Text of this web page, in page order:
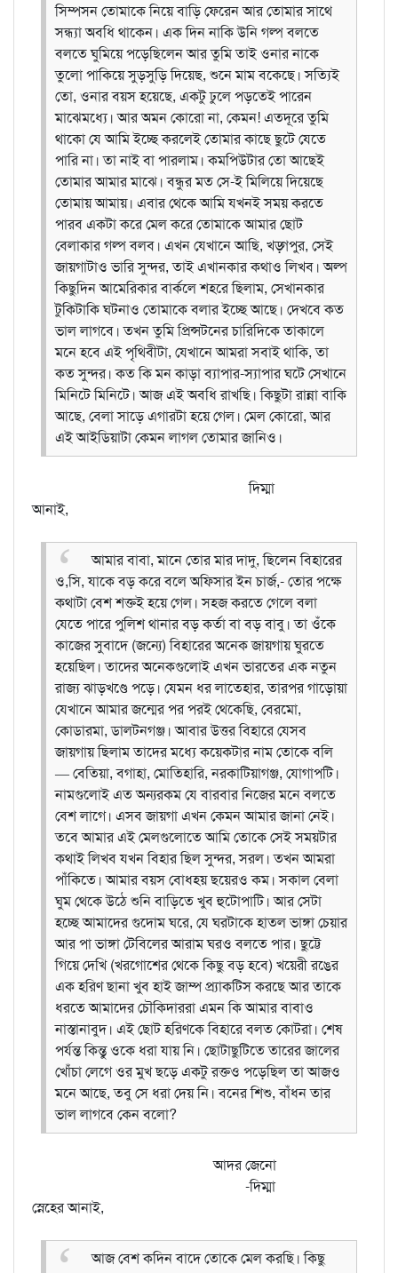
সিম্পসন তোমাকে নিয়ে বাড়ি ফেরেন আর তোমার সাথে
সন্ধ্যা অবধি থাকেন। এক দিন নাকি উনি গল্প বলতে
বলতে ঘুমিয়ে পড়েছিলেন আর তুমি তাই ওনার নাকে
তুলো পাকিয়ে সুড়সুড়ি দিয়েছ, শুনে মাম বকেছে। সত্যিই
তো, ওনার বয়স হয়েছে, একটু ঢুলে পড়তেই পারেন
মাঝেমধ্যে। আর অমন কোরো না, কেমন! এতদূরে তুমি
থাকো যে আমি ইচ্ছে করলেই তোমার কাছে ছুটে যেতে
পারি না। তা নাই বা পারলাম। কমপিউটার তো আছেই
তোমার আমার মাঝে। বন্ধুর মত সে-ই মিলিয়ে দিয়েছে
তোমায় আমায়। এবার থেকে আমি যখনই সময় করতে
পারব একটা করে মেল করে তোমাকে আমার ছোট
বেলাকার গল্প বলব। এখন যেখানে আছি, খড়্গপুর, সেই
জায়গাটাও ভারি সুন্দর, তাই এখানকার কথাও লিখব। অল্প
কিছুদিন আমেরিকার বার্কলে শহরে ছিলাম, সেখানকার
টুকিটাকি ঘটনাও তোমাকে বলার ইচ্ছে আছে। দেখবে কত
ভাল লাগবে। তখন তুমি প্রিন্সটনের চারিদিকে তাকালে
মনে হবে এই পৃথিবীটা, যেখানে আমরা সবাই থাকি, তা
কত সুন্দর। কত কি মন কাড়া ব্যাপার-স্যাপার ঘটে সেখানে
মিনিটে মিনিটে। আজ এই অবধি রাখছি। কিছুটা রান্না বাকি
আছে, বেলা সাড়ে এগারটা হয়ে গেল। মেল কোরো, আর
এই আইডিয়াটা কেমন লাগল তোমার জানিও।
দিম্মা
আনাই,
আমার বাবা, মানে তোর মার দাদু, ছিলেন বিহারের
ও,সি, যাকে বড় করে বলে অফিসার ইন চার্জ,- তোর পক্ষে
কথাটা বেশ শক্তই হয়ে গেল। সহজ করতে গেলে বলা
যেতে পারে পুলিশ থানার বড় কর্তা বা বড় বাবু। তা ওঁকে
কাজের সুবাদে (জন্যে) বিহারের অনেক জায়গায় ঘুরতে
হয়েছিল। তাদের অনেকগুলোই এখন ভারতের এক নতুন
রাজ্য ঝাড়খণ্ডে পড়ে। যেমন ধর লাতেহার, তারপর গাড়োয়া
যেখানে আমার জন্মের পর পরই থেকেছি, বেরমো,
কোডারমা, ডালটনগঞ্জ। আবার উত্তর বিহারে যেসব
জায়গায় ছিলাম তাদের মধ্যে কয়েকটার নাম তোকে বলি
— বেতিয়া, বগাহা, মোতিহারি, নরকাটিয়াগঞ্জ, যোগাপটি।
নামগুলোই এত অন্যরকম যে বারবার নিজের মনে বলতে
বেশ লাগে। এসব জায়গা এখন কেমন আমার জানা নেই।
তবে আমার এই মেলগুলোতে আমি তোকে সেই সময়টার
কথাই লিখব যখন বিহার ছিল সুন্দর, সরল।তখন আমরা
পাঁকিতে। আমার বয়স বোধহয় ছয়েরও কম। সকাল বেলা
ঘুম থেকে উঠে শুনি বাড়িতে খুব হুটোপাটি। আর সেটা
হচ্ছে আমাদের গুদোম ঘরে, যে ঘরটাকে হাতল ভাঙ্গা চেয়ার
আর পা ভাঙ্গা টেবিলের আরাম ঘরও বলতে পার। ছুট্টে
গিয়ে দেখি (খরগোশের থেকে কিছু বড় হবে) খয়েরী রঙের
এক হরিণ ছানা খুব হাই জাম্প প্র্যাকটিস করছে আর তাকে
ধরতে আমাদের চৌকিদাররা এমন কি আমার বাবাও
নাস্তানাবুদ। এই ছোট হরিণকে বিহারে বলত কোটরা। শেষ
পর্যন্ত কিন্তু ওকে ধরা যায় নি। ছোটাছুটিতে তারের জালের
খোঁচা লেগে ওর মুখ ছড়ে একটু রক্তও পড়েছিল তা আজও
মনে আছে, তবু সে ধরা দেয় নি। বনের শিশু, বাঁধন তার
ভাল লাগবে কেন বলো?
আদর জেনো
-দিম্মা
স্নেহের আনাই,
আজ বেশ কদিন বাদে তোকে মেল করছি। কিছু